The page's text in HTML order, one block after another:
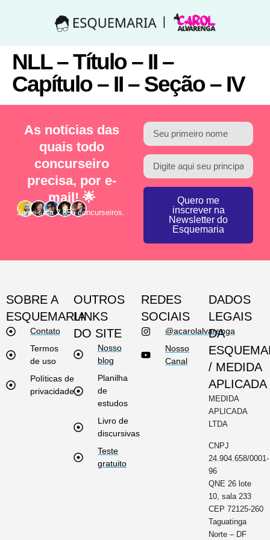
NLL – Título – II –
Capítulo – II – Seção – IV
As notícias das
quais todo
concurseiro
precisa, por e-
mail! 🌟
Junte-se a 2.856 concurseiros.
Quero me
inscrever na
Newsletter do
Esquemaria
SOBRE A
ESQUEMARIA
Contato
Termos
de uso
Políticas de
privacidade
OUTROS
LINKS
DO SITE
Nosso
blog
Planilha
de
estudos
Livro de
discursivas
Teste
gratuito
REDES
SOCIAIS
@acarolalvarenga
Nosso
Canal
DADOS
LEGAIS
DA
/ MEDIDA
APLICADA
MEDIDA
APLICADA
LTDA
CNPJ
24.904.658/0001-
96
QNE 26 lote
10, sala 233
CEP 72125-260
Taguatinga
Norte – DF